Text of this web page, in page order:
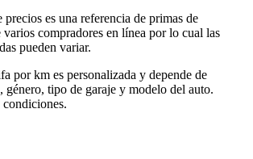
es una referencia de primas de
varios compradores en línea por lo cual las
pueden variar.
por km es personalizada y depende de
género, tipo de garaje y modelo del auto.